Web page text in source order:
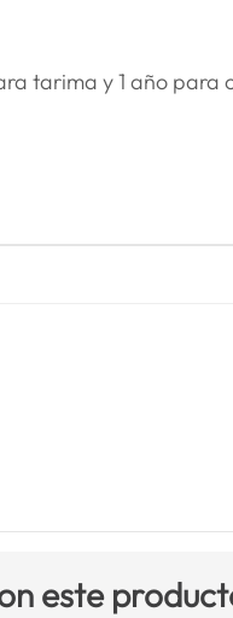
tarima y 1 año para
este